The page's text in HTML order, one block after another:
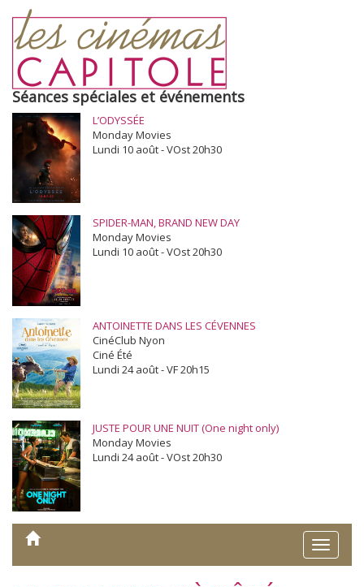
Séances spéciales et événements
L’ODYSSÉE
Monday Movies
Lundi 10 août - VOst 20h30
SPIDER-MAN, BRAND NEW DAY
Monday Movies
Lundi 10 août - VOst 20h30
ANTOINETTE DANS LES CÉVENNES
CinéClub Nyon
Ciné Été
Lundi 24 août - VF 20h15
JUSTE POUR UNE NUIT (One night only)
Monday Movies
Lundi 24 août - VOst 20h30
Toggle